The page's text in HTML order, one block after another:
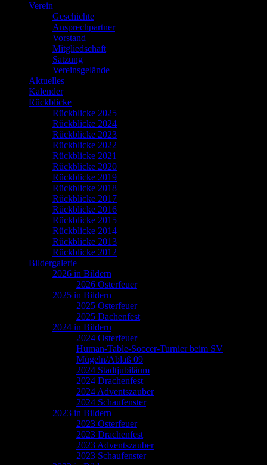
Verein
Geschichte
Ansprechpartner
Vorstand
Mitgliedschaft
Satzung
Vereinsgelände
Aktuelles
Kalender
Rückblicke
Rückblicke 2025
Rückblicke 2024
Rückblicke 2023
Rückblicke 2022
Rückblicke 2021
Rückblicke 2020
Rückblicke 2019
Rückblicke 2018
Rückblicke 2017
Rückblicke 2016
Rückblicke 2015
Rückblicke 2014
Rückblicke 2013
Rückblicke 2012
Bildergalerie
2026 in Bildern
2026 Osterfeuer
2025 in Bildern
2025 Osterfeuer
2025 Dachenfest
2024 in Bildern
2024 Osterfeuer
Human-Table-Soccer-Turnier beim SV
Mügeln/Ablaß 09
2024 Stadtjubiläum
2024 Drachenfest
2024 Adventszauber
2024 Schaufenster
2023 in Bildern
2023 Osterfeuer
2023 Drachenfest
2023 Adventszauber
2023 Schaufenster